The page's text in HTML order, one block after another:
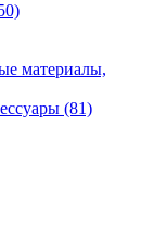
материалы,
(81)